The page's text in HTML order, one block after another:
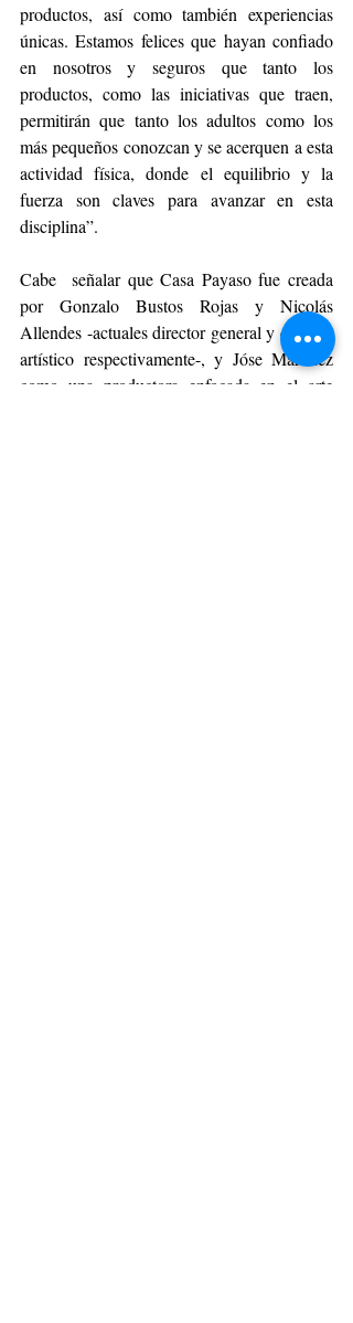
productos, así como también experiencias
únicas. Estamos felices que hayan confiado
en nosotros y seguros que tanto los
productos, como las iniciativas que traen,
permitirán que tanto los adultos como los
más pequeños conozcan y se acerquen a esta
actividad física, donde el equilibrio y la
fuerza son claves para avanzar en esta
disciplina”.
Cabe  señalar que Casa Payaso fue creada
por Gonzalo Bustos Rojas y Nicolás
Allendes -actuales director general y director
artístico respectivamente-, y Jóse Martínez
como una productora enfocada en el arte